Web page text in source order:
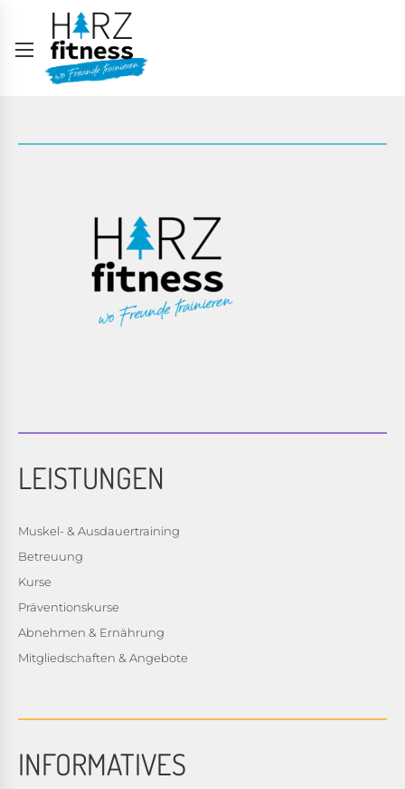
LEISTUNGEN
Muskel- & Ausdauertraining
Betreuung
Kurse
Präventionskurse
Abnehmen & Ernährung
Mitgliedschaften & Angebote
INFORMATIVES